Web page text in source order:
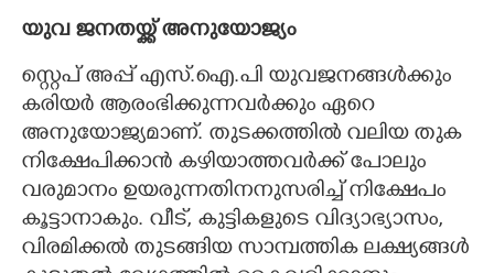
യുവ ജനതയ്ക്ക് അനുയോജ്യം
സ്റ്റെപ് അപ്പ് എസ്.ഐ.പി യുവജനങ്ങൾക്കും
കരിയർ ആരംഭിക്കുന്നവർക്കും ഏറെ
അനുയോജ്യമാണ്. തുടക്കത്തിൽ വലിയ തുക
നിക്ഷേപിക്കാൻ കഴിയാത്തവർക്ക് പോലും
വരുമാനം ഉയരുന്നതിനനുസരിച്ച് നിക്ഷേപം
കൂട്ടാനാകും. വീട്, കുട്ടികളുടെ വിദ്യാഭ്യാസം,
വിരമിക്കൽ തുടങ്ങിയ സാമ്പത്തിക ലക്ഷ്യങ്ങൾ